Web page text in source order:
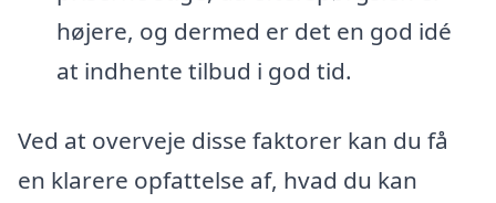
højere, og dermed er det en god idé
at indhente tilbud i god tid.
Ved at overveje disse faktorer kan du få
en klarere opfattelse af, hvad du kan